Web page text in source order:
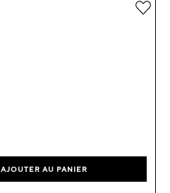
AJOUTER AU PANIER